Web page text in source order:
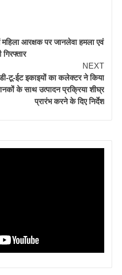
आरक्षक पर जानलेवा हमला एवं
NEXT
टू-ईट इकाइयों का कलेक्टर ने किया
मानकों के साथ उत्पादन प्रक्रिया शीघ्र
प्रारंभ करने के दिए निर्देश